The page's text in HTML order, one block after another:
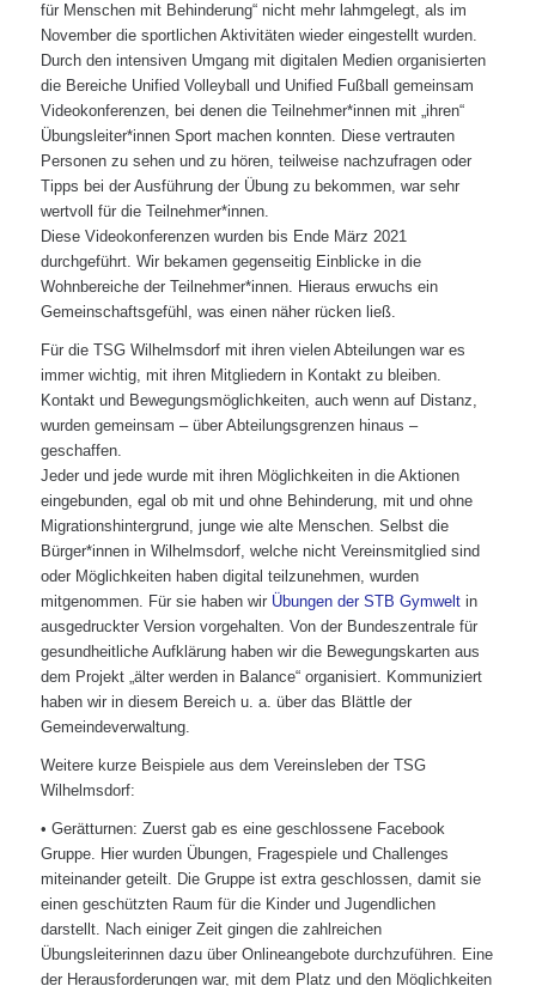
für Menschen mit Behinderung“ nicht mehr lahmgelegt, als im
November die sportlichen Aktivitäten wieder eingestellt wurden.
Durch den intensiven Umgang mit digitalen Medien organisierten
die Bereiche Unified Volleyball und Unified Fußball gemeinsam
Videokonferenzen, bei denen die Teilnehmer*innen mit „ihren“
Übungsleiter*innen Sport machen konnten. Diese vertrauten
Personen zu sehen und zu hören, teilweise nachzufragen oder
Tipps bei der Ausführung der Übung zu bekommen, war sehr
wertvoll für die Teilnehmer*innen.
Diese Videokonferenzen wurden bis Ende März 2021
durchgeführt. Wir bekamen gegenseitig Einblicke in die
Wohnbereiche der Teilnehmer*innen. Hieraus erwuchs ein
Gemeinschaftsgefühl, was einen näher rücken ließ.
Für die TSG Wilhelmsdorf mit ihren vielen Abteilungen war es
immer wichtig, mit ihren Mitgliedern in Kontakt zu bleiben.
Kontakt und Bewegungsmöglichkeiten, auch wenn auf Distanz,
wurden gemeinsam – über Abteilungsgrenzen hinaus –
geschaffen.
Jeder und jede wurde mit ihren Möglichkeiten in die Aktionen
eingebunden, egal ob mit und ohne Behinderung, mit und ohne
Migrationshintergrund, junge wie alte Menschen. Selbst die
Bürger*innen in Wilhelmsdorf, welche nicht Vereinsmitglied sind
oder Möglichkeiten haben digital teilzunehmen, wurden
mitgenommen. Für sie haben wir Übungen der STB Gymweltin
ausgedruckter Version vorgehalten. Von der Bundeszentrale für
gesundheitliche Aufklärung haben wir die Bewegungskarten aus
dem Projekt „älter werden in Balance“ organisiert. Kommuniziert
haben wir in diesem Bereich u. a. über das Blättle der
Gemeindeverwaltung.
Weitere kurze Beispiele aus dem Vereinsleben der TSG
Wilhelmsdorf:
• Gerätturnen: Zuerst gab es eine geschlossene Facebook
Gruppe. Hier wurden Übungen, Fragespiele und Challenges
miteinander geteilt. Die Gruppe ist extra geschlossen, damit sie
einen geschützten Raum für die Kinder und Jugendlichen
darstellt. Nach einiger Zeit gingen die zahlreichen
Übungsleiterinnen dazu über Onlineangebote durchzuführen. Eine
der Herausforderungen war, mit dem Platz und den Möglichkeiten